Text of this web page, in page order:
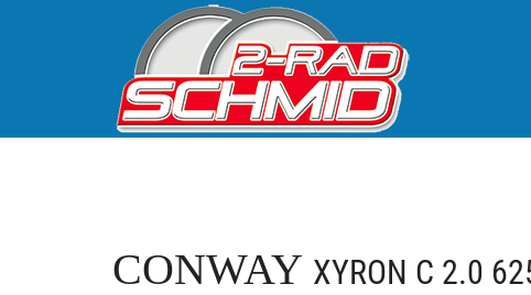
CONWAY XYRON C 2.0